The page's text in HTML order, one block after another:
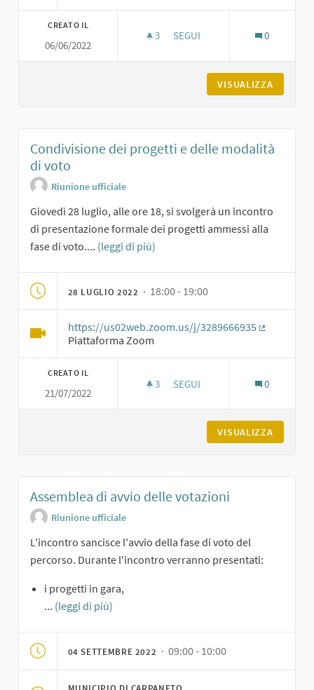
CREATO IL
06/06/2022
3 3 SOSTENITORI
SEGUI 0
VISUALIZZA
Condivisione dei progetti e delle modalità
di voto
Riunione ufficiale
Giovedì 28 luglio, alle ore 18, si svolgerà un incontro
di presentazione formale dei progetti ammessi alla
fase di voto.... (leggi di più)
28 LUGLIO 2022 · 18:00 - 19:00
https://us02web.zoom.us/j/3289666935
Piattaforma Zoom
CREATO IL
21/07/2022
3 3 SOSTENITORI
SEGUI 0
VISUALIZZA
Assemblea di avvio delle votazioni
Riunione ufficiale
L'incontro sancisce l'avvio della fase di voto del
percorso. Durante l'incontro verranno presentati:
i progetti in gara,
... (leggi di più)
04 SETTEMBRE 2022 · 09:00 - 10:00
MUNICIPIO DI CARPANETO